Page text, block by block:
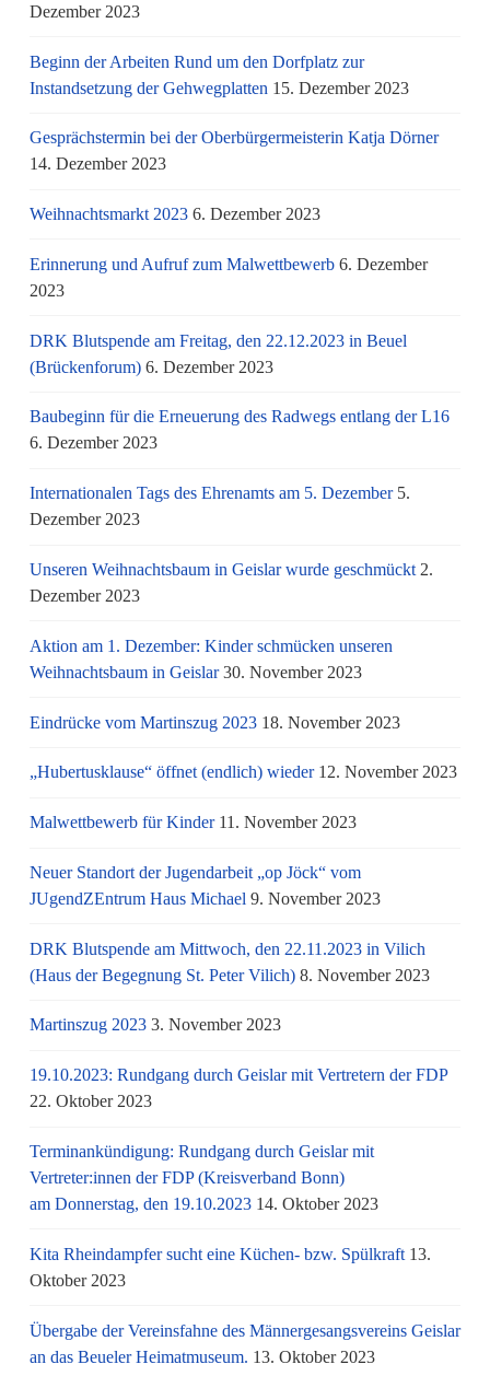
Dezember 2023
Beginn der Arbeiten Rund um den Dorfplatz zur
Instandsetzung der Gehwegplatten 15. Dezember 2023
Gesprächstermin bei der Oberbürgermeisterin Katja Dörner
14. Dezember 2023
Weihnachtsmarkt 2023 6. Dezember 2023
Erinnerung und Aufruf zum Malwettbewerb 6. Dezember
2023
DRK Blutspende am Freitag, den 22.12.2023 in Beuel
(Brückenforum) 6. Dezember 2023
Baubeginn für die Erneuerung des Radwegs entlang der L16
6. Dezember 2023
Internationalen Tags des Ehrenamts am 5. Dezember 5.
Dezember 2023
Unseren Weihnachtsbaum in Geislar wurde geschmückt 2.
Dezember 2023
Aktion am 1. Dezember: Kinder schmücken unseren
Weihnachtsbaum in Geislar 30. November 2023
Eindrücke vom Martinszug 2023 18. November 2023
„Hubertusklause“ öffnet (endlich) wieder 12. November 2023
Malwettbewerb für Kinder 11. November 2023
Neuer Standort der Jugendarbeit „op Jöck“ vom
JUgendZEntrum Haus Michael 9. November 2023
DRK Blutspende am Mittwoch, den 22.11.2023 in Vilich
(Haus der Begegnung St. Peter Vilich) 8. November 2023
Martinszug 2023 3. November 2023
19.10.2023: Rundgang durch Geislar mit Vertretern der FDP
22. Oktober 2023
Terminankündigung: Rundgang durch Geislar mit
Vertreter:innen der FDP (Kreisverband Bonn)
am Donnerstag, den 19.10.2023 14. Oktober 2023
Kita Rheindampfer sucht eine Küchen- bzw. Spülkraft 13.
Oktober 2023
Übergabe der Vereinsfahne des Männergesangsvereins Geislar
an das Beueler Heimatmuseum. 13. Oktober 2023